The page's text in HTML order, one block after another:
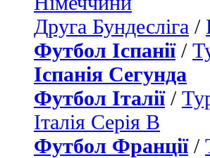
Друга Бундесліга /
Футбол Іспанії/
Іспанія Сегунда
Футбол Італії/
Італія Серія B
Футбол Франції/